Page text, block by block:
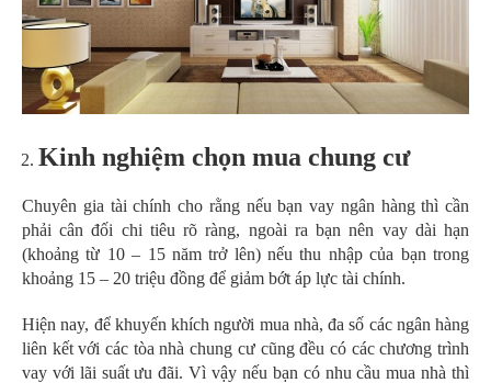
Kinh nghiệm chọn mua chung cư
Chuyên gia tài chính cho rằng nếu bạn vay ngân hàng thì cần
phải cân đối chi tiêu rõ ràng, ngoài ra bạn nên vay dài hạn
(khoảng từ 10 – 15 năm trở lên) nếu thu nhập của bạn trong
khoảng 15 – 20 triệu đồng để giảm bớt áp lực tài chính.
Hiện nay, để khuyến khích người mua nhà, đa số các ngân hàng
liên kết với các tòa nhà chung cư cũng đều có các chương trình
vay với lãi suất ưu đãi. Vì vậy nếu bạn có nhu cầu mua nhà thì